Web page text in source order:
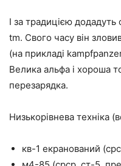
І за традицією
tm. Свого часу він
(на прикладі
Велика альфа і хороша
перезарядка.
Низькорівнева техніка
кв-1 екранований